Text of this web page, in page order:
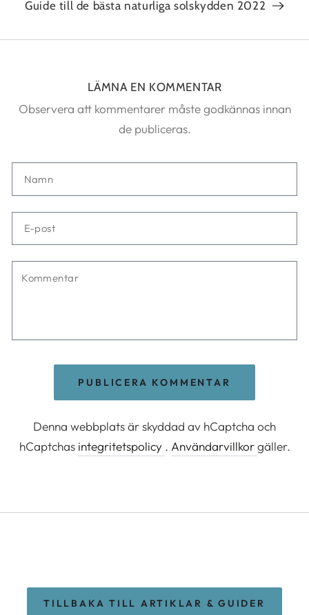
Guide till de bästa naturliga solskydden 2022
LÄMNA EN KOMMENTAR
Observera att kommentarer måste godkännas innan
de publiceras.
Namn
post
PUBLICERA KOMMENTAR
Denna webbplats är skyddad av hCaptcha och
hCaptchas integritetspolicy . Användarvillkorgäller.
TILLBAKA TILL ARTIKLAR & GUIDER